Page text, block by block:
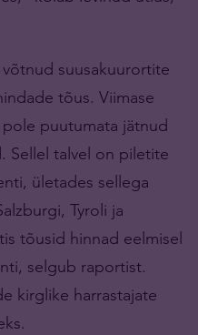
suusakuurortite
tõus. Viimase
puutumata jätnud
Sellel talvel on piletite
ületades sellega
Tyroli ja
tõusid hinnad eelmisel
selgub raportist.
kirglike harrastajate